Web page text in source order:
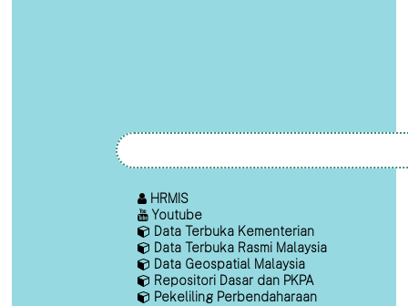
HRMIS
Youtube
Data Terbuka Kementerian
Data Terbuka Rasmi Malaysia
Data Geospatial Malaysia
Repositori Dasar dan PKPA
Pekeliling Perbendaharaan